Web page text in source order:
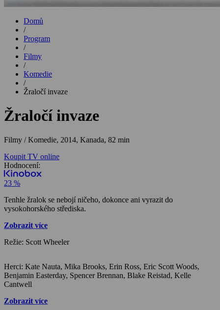
Domů
/
Program
/
Filmy
/
Komedie
/
Žraločí invaze
Žraločí invaze
Filmy / Komedie, 2014, Kanada, 82 min
Koupit TV online
Hodnocení:
23 %
Tenhle žralok se nebojí ničeho, dokonce ani vyrazit do
vysokohorského střediska.
Zobrazit více
Režie: Scott Wheeler
Herci: Kate Nauta, Mika Brooks, Erin Ross, Eric Scott Woods,
Benjamin Easterday, Spencer Brennan, Blake Reistad, Kelle
Cantwell
Zobrazit více